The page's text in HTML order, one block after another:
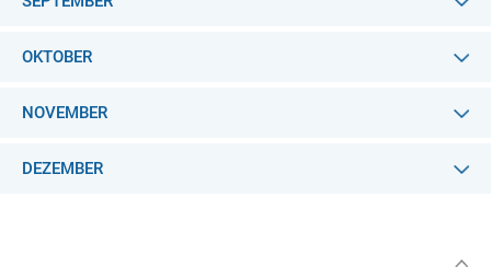
OKTOBER
NOVEMBER
DEZEMBER